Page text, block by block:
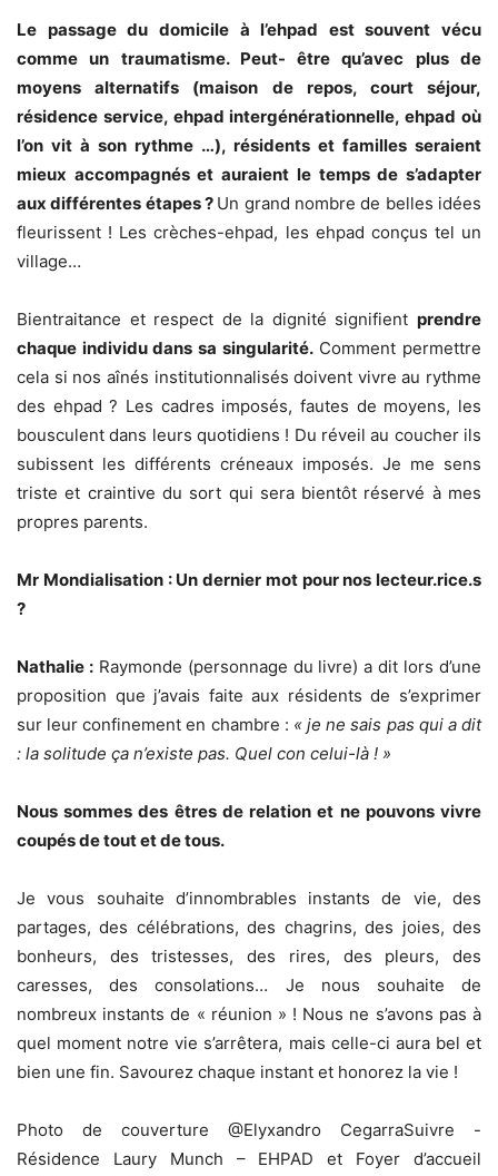
Le passage du domicile à l’ehpad est souvent vécu
comme un traumatisme. Peut-être qu’avec plus de
moyens alternatifs (maison de repos, court séjour,
résidence service, ehpad intergénérationnelle, ehpad où
l’on vit à son rythme …), résidents et familles seraient
mieux accompagnés et auraient le temps de s’adapter
auxdifférentes étapes ? Un grand nombre de belles idées
fleurissent ! Les crèches-ehpad, les ehpad conçus tel un
village…
Bientraitance et respect de la dignité signifient prendre
chaque individu dans sa singularité.Comment permettre
cela si nos aînés institutionnalisés doivent vivre au rythme
des ehpad ? Les cadres imposés, fautes de moyens, les
bousculent dans leurs quotidiens ! Du réveil au coucher ils
subissent les différents créneaux imposés. Je me sens
triste et craintive du sort qui sera bientôt réservé à mes
propres parents.
Mr Mondialisation : Un dernier mot pour nos lecteur.rice.s
?
Nathalie :Raymonde (personnage du livre) a dit lors d’une
proposition que j’avais faite aux résidents de s’exprimer
sur leur confinement en chambre : « je ne sais pas qui adit
: la solitude ça n’existe pas. Quel con celui-là ! »
Nous sommes des êtres de relation et ne pouvons vivre
coupés de tout et de tous.
Je vous souhaite d’innombrables instants de vie, des
partages, des célébrations, des chagrins, des joies, des
bonheurs, des tristesses, des rires, des pleurs, des
caresses, des consolations… Je nous souhaite de
nombreux instants de « réunion » ! Nous ne s’avons pas à
quel moment notre vie s’arrêtera, mais celle-ci aura bel et
bien une fin. Savourez chaque instant et honorez la vie !
Photo de couverture @Elyxandro CegarraSuivre -
Résidence Laury Munch – EHPAD et Foyer d’accueil